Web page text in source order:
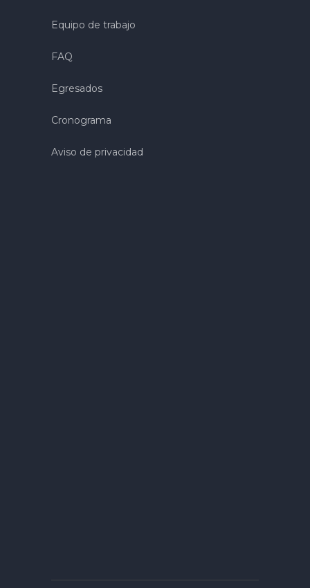
Equipo de trabajo
FAQ
Egresados
Cronograma
Aviso de privacidad